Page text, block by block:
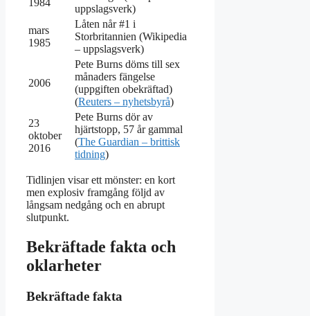
1984
uppslagsverk)
mars
1985
Låten når #1 i
Storbritannien (Wikipedia
– uppslagsverk)
2006
Pete Burns döms till sex
månaders fängelse
(uppgiften obekräftad)
(Reuters – nyhetsbyrå)
23
oktober
2016
Pete Burns dör av
hjärtstopp, 57 år gammal
(The Guardian – brittisk
tidning)
Tidlinjen visar ett mönster: en kort
men explosiv framgång följd av
långsam nedgång och en abrupt
slutpunkt.
Bekräftade fakta och
oklarheter
Bekräftade fakta